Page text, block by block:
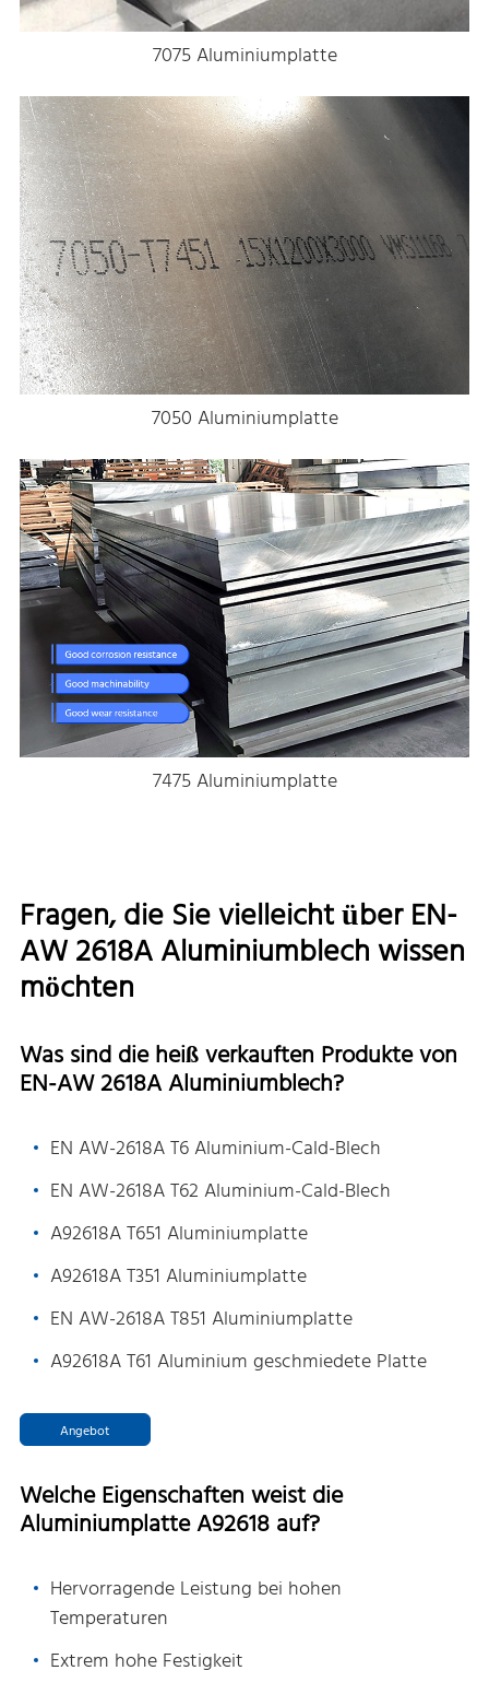
7075 Aluminiumplatte
7050 Aluminiumplatte
7475 Aluminiumplatte
Fragen, die Sie vielleicht über EN-
AW 2618A Aluminiumblech wissen
möchten
Was sind die heiß verkauften Produkte von
EN-AW 2618A Aluminiumblech?
EN AW-2618A T6 Aluminium-Cald-Blech
EN AW-2618A T62 Aluminium-Cald-Blech
A92618A T651 Aluminiumplatte
A92618A T351 Aluminiumplatte
EN AW-2618A T851 Aluminiumplatte
A92618A T61 Aluminium geschmiedete Platte
Angebot
Welche Eigenschaften weist die
Aluminiumplatte A92618 auf?
Hervorragende Leistung bei hohen
Temperaturen
Extrem hohe Festigkeit